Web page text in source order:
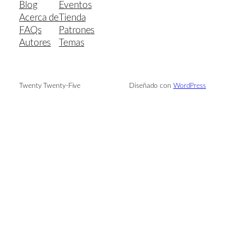
Blog
Acerca de
FAQs
Autores
Eventos
Tienda
Patrones
Temas
Twenty Twenty-Five Diseñado con WordPress